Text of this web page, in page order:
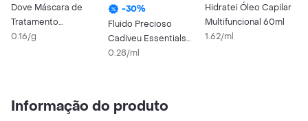
Dove Máscara de
Tratamento
Reconstrução
0.16/g
-30%
Fluido Precioso
Cadiveu Essentials
Glamour 200ml
0.28/ml
Hidratei Óleo Capilar
Multifuncional 60ml
1.62/ml
Informação do produto